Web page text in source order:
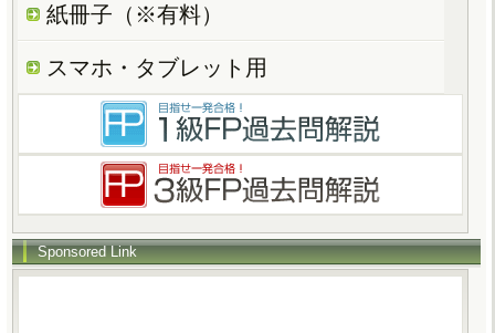
紙冊子（※有料）
スマホ・タブレット用
Sponsored Link